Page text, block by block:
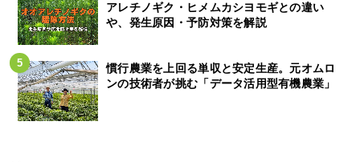
アレチノギク・ヒメムカシヨモギとの違い
や、発生原因・予防対策を解説
慣行農業を上回る単収と安定生産。元オムロ
ンの技術者が挑む「データ活用型有機農業」